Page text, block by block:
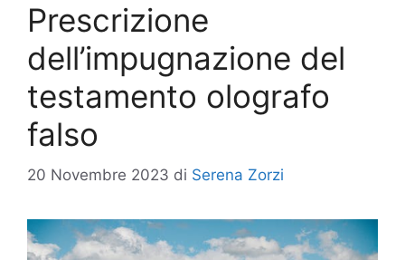
Prescrizione
dell’impugnazione del
testamento olografo
falso
20 Novembre 2023 di Serena Zorzi